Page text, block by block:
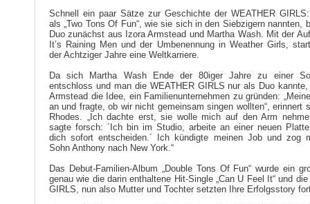
Schnell ein paar Sätze zur Geschichte der WEATHER
als „Two Tons Of Fun“, wie sie sich in den Siebzigern nannten,
Duo zunächst aus Izora Armstead und Martha Wash. Mit der
It’s Raining Men und der Umbenennung in Weather Girls,
der Achtziger Jahre eine Weltkarriere.
Da sich Martha Wash Ende der 80iger Jahre zu einer
entschloss und man die WEATHER GIRLS nur als Duo
Armstead die Idee, ein Familienunternehmen zu gründen:
an und fragte, ob wir nicht gemeinsam singen wollten“, erinnert
Rhodes. „Ich dachte erst, sie wolle mich auf den Arm
sagte forsch: ´Ich bin im Studio, arbeite an einer neuen
dich sofort entscheiden.´ Ich kündigte meinen Job und zog
Sohn Anthony nach New York.“
Das Debut-Familien-Album „Double Tons Of Fun“ wurde ein
genau wie die darin enthaltene Hit-Single „Can U Feel It“ und
GIRLS, nun also Mutter und Tochter setzten Ihre Erfolgsstory